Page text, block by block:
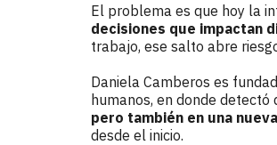
El problema es que hoy la
decisiones que impactan
trabajo, ese salto abre
Daniela Camberos es
humanos, en donde detectó
pero también en una
desde el inicio.